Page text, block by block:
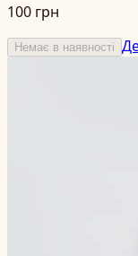
100 грн
Немає в наявності